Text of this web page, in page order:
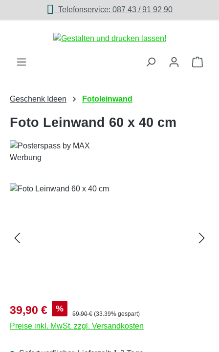
Zum Hauptinhalt springenTelefonservice: 087 43 / 91 92 90
Geschenk Ideen Fotoleinwand
Foto Leinwand 60 x 40 cm
Bildergalerie überspringen
Verkaufspreis:
39,90 € % Regulärer Preis:
59,90 € (33.39% gespart)
Preise inkl. MwSt. zzgl. Versandkosten